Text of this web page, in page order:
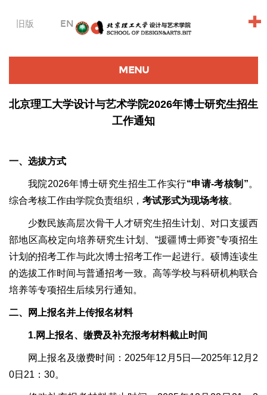
旧版 EN +
MENU
北京理工大学设计与艺术学院2026年博士研究生招生
工作通知
一、选拔方式
我院2026年博士研究生招生工作实行“申请-考核制”。
综合考核工作由学院负责组织， 考试形式为现场考核。
少数民族高层次骨干人才研究生招生计划、对口支援西
部地区高校定向培养研究生计划、“援疆博士师资”专项招生
计划的招考工作与此次博士招考工作一起进行。硕博连读生
的选拔工作时间与普通招考一致。高等学校与科研机构联合
培养等专项招生后续另行通知。
二、网上报名并上传报名材料
1.网上报名、缴费及补充报考材料截止时间
网上报名及缴费时间：2025年12月5日—2025年12月2
0日21：30。